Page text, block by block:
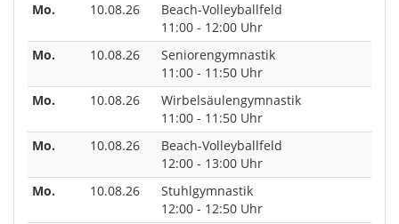
Mo.
10.08.26
Beach-Volleyballfeld
11:00 - 12:00 Uhr
Mo.
10.08.26
Seniorengymnastik
11:00 - 11:50 Uhr
Mo.
10.08.26
Wirbelsäulengymnastik
11:00 - 11:50 Uhr
Mo.
10.08.26
Beach-Volleyballfeld
12:00 - 13:00 Uhr
Mo.
10.08.26
Stuhlgymnastik
12:00 - 12:50 Uhr